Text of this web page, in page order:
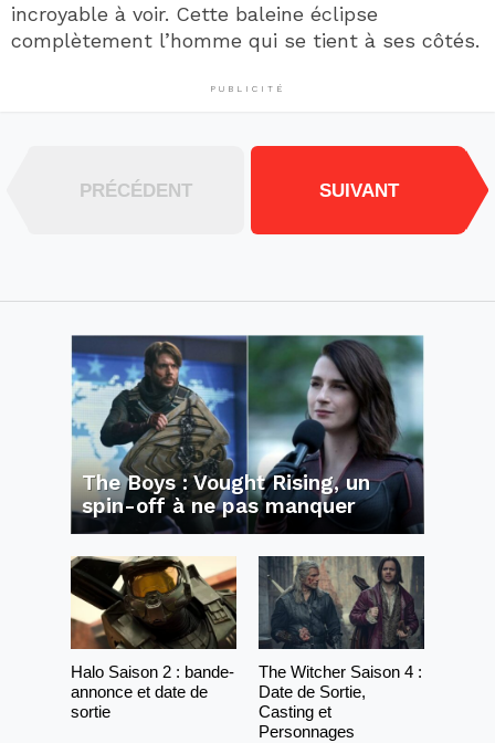
incroyable à voir. Cette baleine éclipse
complètement l’homme qui se tient à ses côtés.
PUBLICITÉ
PRÉCÉDENT SUIVANT
The Boys : Vought Rising, un
spin-off à ne pas manquer
Halo Saison 2 : bande-
annonce et date de
sortie
The Witcher Saison 4 :
Date de Sortie,
Casting et
Personnages